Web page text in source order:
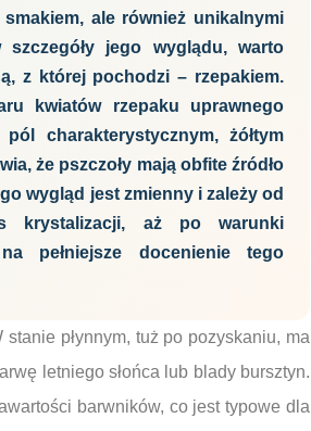
ale również unikalnymi
szczegóły jego wyglądu, warto
z której pochodzi – rzepakiem.
kwiatów rzepaku uprawnego
charakterystycznym, żółtym
że pszczoły mają obfite źródło
wygląd jest zmienny i zależy od
krystalizacji, aż po warunki
pełniejsze docenienie tego
płynnym, tuż po pozyskaniu, ma
letniego słońca lub blady bursztyn.
barwników, co jest typowe dla